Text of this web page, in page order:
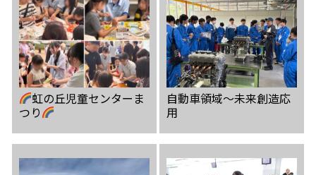
虹の丘児童センターま
つり
自動車領域〜未来創造応
用